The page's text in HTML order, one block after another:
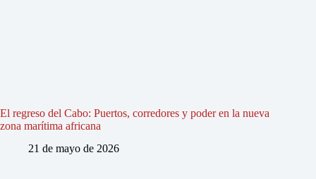
El regreso del Cabo: Puertos, corredores y poder en la nueva
zona marítima africana
21 de mayo de 2026